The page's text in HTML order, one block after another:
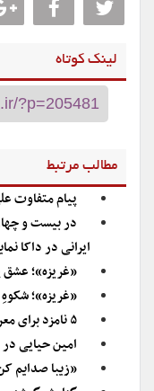
لینک کوتاه
مطالب مرتبط
پیام متفاوت
ایرانی در داکا
«غریزه»؛ عشق
«غریزه»؛
۵ نامزد برای معرفی به اسکار اعلام شد
امین حیایی
«زیبا صدایم